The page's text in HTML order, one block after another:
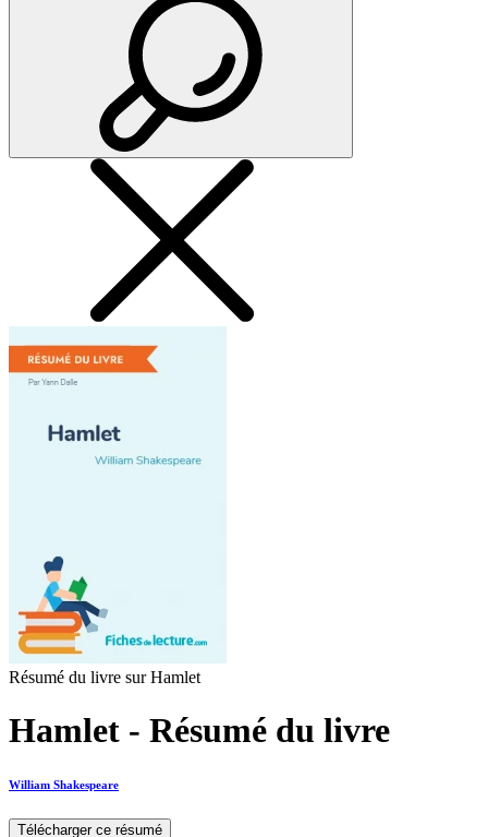
Résumé du livre sur Hamlet
Hamlet - Résumé du livre
William Shakespeare
Télécharger ce résumé